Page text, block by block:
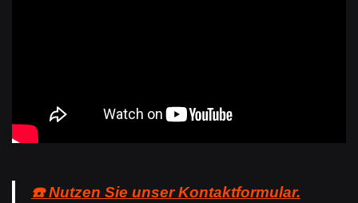
☎️ Nutzen Sie unser Kontaktformular.